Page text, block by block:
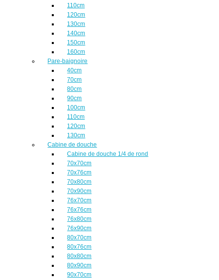
110cm
120cm
130cm
140cm
150cm
160cm
Pare-baignoire
40cm
70cm
80cm
90cm
100cm
110cm
120cm
130cm
Cabine de douche
Cabine de douche 1/4 de rond
70x70cm
70x76cm
70x80cm
70x90cm
76x70cm
76x76cm
76x80cm
76x90cm
80x70cm
80x76cm
80x80cm
80x90cm
90x70cm